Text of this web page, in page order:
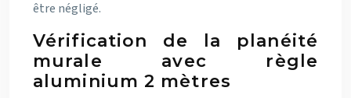
être négligé.
Vérification de la planéité
murale avec règle
aluminium 2 mètres